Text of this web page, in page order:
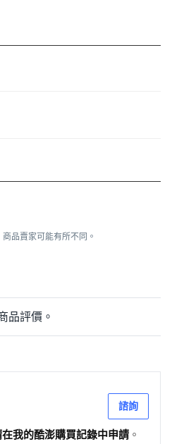
品賣家可能有所不同。
品評價。
諮詢
我的酷澎購買記錄中申請 。